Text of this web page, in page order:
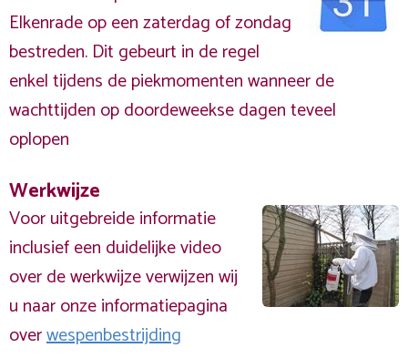
Elkenrade op een zaterdag of zondag
bestreden. Dit gebeurt in de regel
enkel tijdens de piekmomenten wanneer de
wachttijden op doordeweekse dagen teveel
oplopen
Werkwijze
Voor uitgebreide informatie
inclusief een duidelijke video
over de werkwijze verwijzen wij
u naar onze informatiepagina
overwespenbestrijding